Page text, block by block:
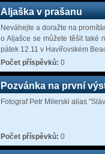
Aljaška v prašanu
Neváhejte a doražte na
o Aljašce se můžete těšit také
pátek 12.11 v Havířovském
Počet příspěvků: 0
Pozvánka na první
Fotograf Petr Milerski alias
Počet příspěvků: 0